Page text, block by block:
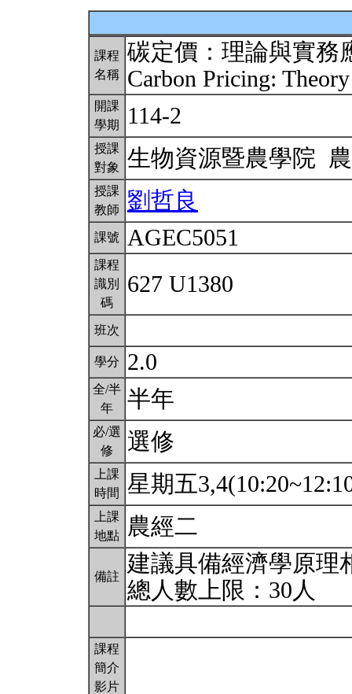
課程
名稱
碳定價：理論與實務
Carbon Pricing:
開課
學期
114-2
授課
對象
生物資源暨農學院
授課
教師
劉哲良
課號 AGEC5051
課程
識別
碼
627 U1380
班次
學分 2.0
全/半
年
半年
必/選
修
選修
上課
時間
星期五
上課
地點
農經二
備註
建議具備經濟學原理
總人數上限：30人
課程
簡介
影片